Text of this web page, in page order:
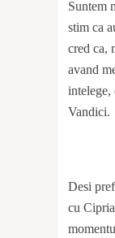
Suntem
stim ca
cred ca,
avand
intelege,
Vandici.
Desi
cu